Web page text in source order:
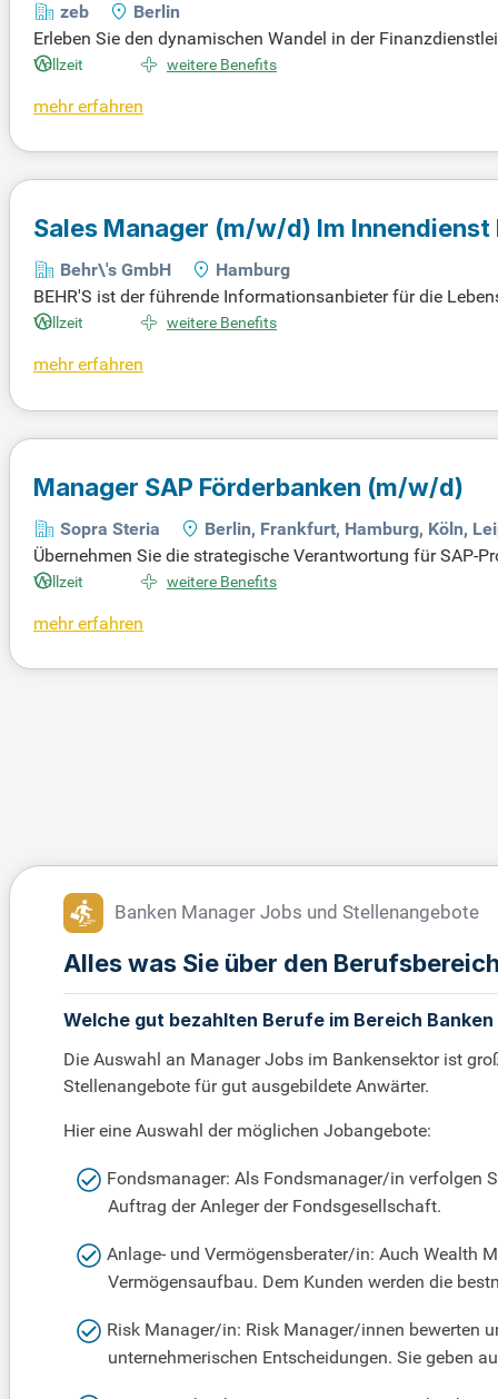
zeb
Berlin
Erleben Sie den dynamischen Wandel in der
ft und entdecken Sie spannende Möglichkeiten. Bewerben
Vollzeit weitere Benefits
mehr erfahren
Sales Manager (m/w/d) Im Innendienst
Behr\'s GmbH
Hamburg
BEHR'S ist der führende Informationsanbieter für die
en BEHR'S DIGITAL, BEHR'S VERLAG und BEHR'S
Fachwissen und innovativen Angeboten. Wir setzen auf
Vollzeit weitere Benefits
mehr erfahren
Manager SAP Förderbanken (m/w/d)
Sopra Steria
Berlin, Frankfurt, Hamburg, Köln,
Übernehmen Sie die strategische Verantwortung für SAP-
uern komplexe SAP-Transformationen mit Fokus auf CML,
nd positionieren unsere SAP-Kompetenz erfolgreich im
ote.
Vollzeit weitere Benefits
mehr erfahren
Banken Manager Jobs und Stellenangebote
Alles was Sie über den
Welche gut bezahlten Berufe im Bereich
Die Auswahl an Manager Jobs im Bankensektor ist
Stellenangebote für gut ausgebildete Anwärter.
Hier eine Auswahl der möglichen Jobangebote:
Fondsmanager: Als Fondsmanager/in verfolgen
Auftrag der Anleger der Fondsgesellschaft.
Anlage- und Vermögensberater/in: Auch Wealth
Vermögensaufbau. Dem Kunden werden die
Risk Manager/in: Risk Manager/innen bewerten
unternehmerischen Entscheidungen. Sie geben